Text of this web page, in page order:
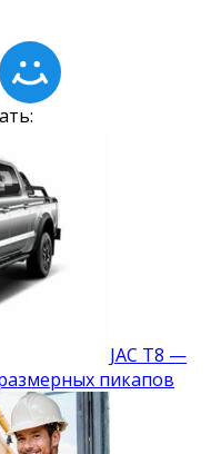
JAC T8 —
пикапов